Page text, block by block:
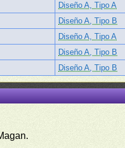
Diseño A, Tipo A
Diseño A, Tipo B
Diseño A, Tipo A
Diseño A, Tipo B
Diseño A, Tipo B